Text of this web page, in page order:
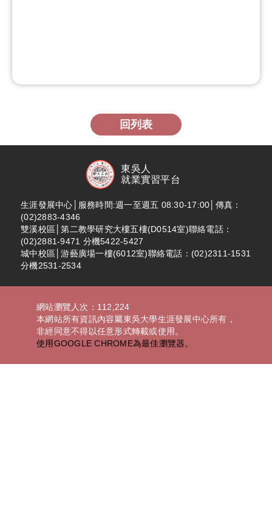
回列表
東吳人
就業實習平台
生涯發展中心│服務時間:週一至週五 08:30-17:00│傳真：
(02)2883-4346
雙溪校區│第二教學研究大樓五樓(D0514室)聯絡電話：
(02)2881-9471 分機5422-5427
城中校區│游藝廣場一樓(6012室)聯絡電話：(02)2311-1531
分機2531-2534
網站瀏覽人次：112,224
本網站所有資訊內容屬東吳大學生涯發展中心所有，
非經同意不得以任意形式轉載或使用。
使用GOOGLE CHROME為最佳瀏覽器。